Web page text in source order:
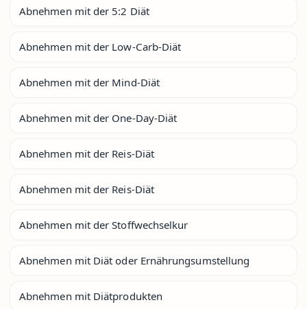
Abnehmen mit der 5:2 Diät
Abnehmen mit der Low-Carb-Diät
Abnehmen mit der Mind-Diät
Abnehmen mit der One-Day-Diät
Abnehmen mit der Reis-Diät
Abnehmen mit der Reis-Diät
Abnehmen mit der Stoffwechselkur
Abnehmen mit Diät oder Ernährungsumstellung
Abnehmen mit Diätprodukten